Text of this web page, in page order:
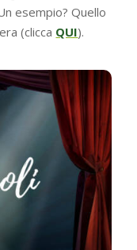
esempio? Quello
(clicca QUI).